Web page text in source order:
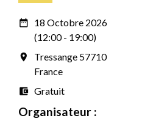
date_range
18 Octobre 2026
(12:00 - 19:00)
room
Tressange 57710
France
account_balance_wallet Gratuit
Organisateur :